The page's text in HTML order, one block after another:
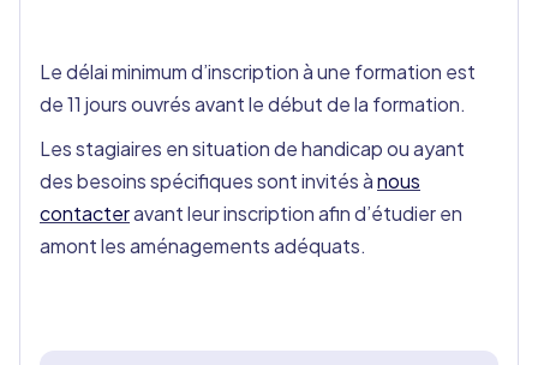
Le délai minimum d’inscription à une formation est
de 11 jours ouvrés avant le début de la formation.
Les stagiaires en situation de handicap ou ayant
des besoins spécifiques sont invités ànous
contacteravant leur inscription afin d’étudier en
amont les aménagements adéquats.